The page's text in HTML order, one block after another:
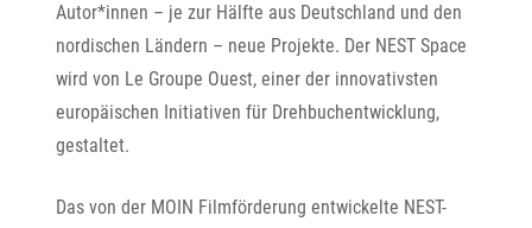
Autor*innen – je zur Hälfte aus Deutschland und den
nordischen Ländern – neue Projekte. Der NEST Space
wird von Le Groupe Ouest, einer der innovativsten
europäischen Initiativen für Drehbuchentwicklung,
gestaltet.
Das von der MOIN Filmförderung entwickelte NEST-